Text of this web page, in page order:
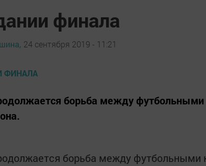
финала
24 сентября 2019 - 11:21
борьба между
борьба между футбольными